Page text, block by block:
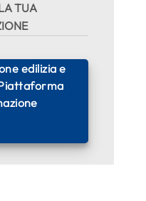
TUA
edilizia e